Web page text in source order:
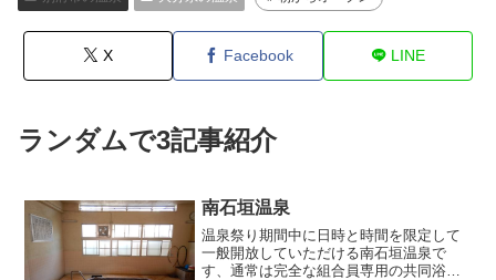
X Facebook LINE
ランダムで3記事紹介
南石垣温泉
温泉祭り期間中に日時と時間を限定して
一般開放していただける南石垣温泉で
す、通常は完全な組合員専用の共同浴場